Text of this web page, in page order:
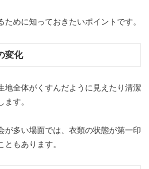
ために知っておきたいポイントです。
変化
地全体がくすんだように見えたり清潔
ます。
が多い場面では、衣類の状態が第一印
ともあります。